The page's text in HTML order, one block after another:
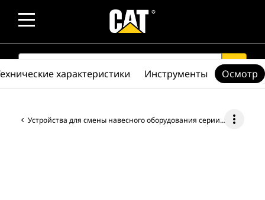
SEARCH search
Устройства для смены навесного оборудования серии CW more_vert
характеристики Инструменты Осмотр